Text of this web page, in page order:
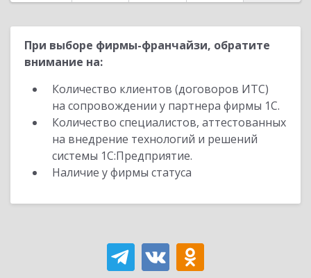
При выборе фирмы-франчайзи, обратите
внимание на:
Количество клиентов (договоров ИТС)
на сопровождении у партнера фирмы 1С.
Количество специалистов, аттестованных
на внедрение технологий и решений
системы 1С:Предприятие.
Наличие у фирмы статуса